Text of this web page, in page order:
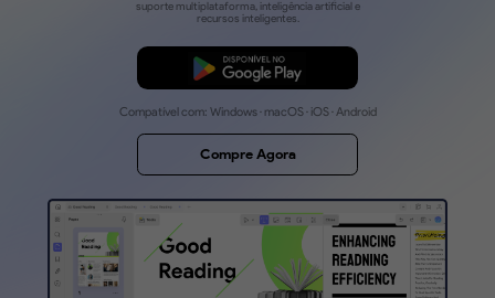
O UPDF oferece a experiência definitiva de leitura
de PDF, com vários modos de visualização,
suporte multiplataforma, inteligência artificial e
recursos inteligentes.
Baixar Grátis
Compatível com: Windows · macOS · iOS · Android
Compre Agora